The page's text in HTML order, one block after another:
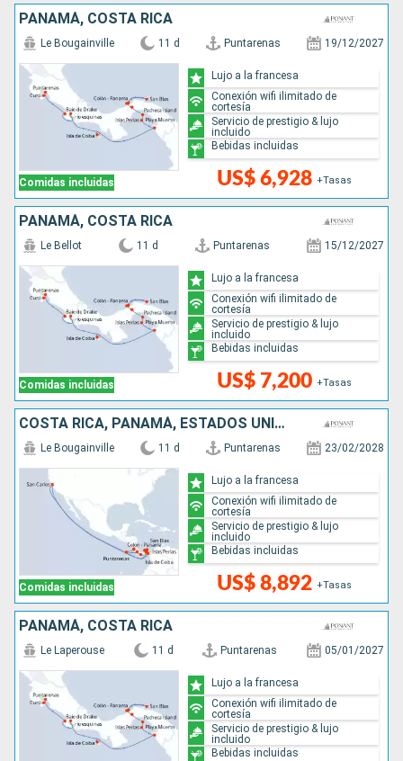
PANAMÁ, COSTA RICA
Comidas incluidas
Le Bougainville 11 d Puntarenas 19/12/2027
US$ 6,928 +Tasas
Lujo a la francesa
Conexión wifi ilimitado de
cortesía
Servicio de prestigio & lujo
incluido
Bebidas incluidas
PANAMÁ, COSTA RICA
Comidas incluidas
Le Bellot 11 d Puntarenas 15/12/2027
US$ 7,200 +Tasas
Lujo a la francesa
Conexión wifi ilimitado de
cortesía
Servicio de prestigio & lujo
incluido
Bebidas incluidas
COSTA RICA, PANAMÁ, ESTADOS UNIDOS
Comidas incluidas
Le Bougainville 11 d Puntarenas 23/02/2028
US$ 8,892 +Tasas
Lujo a la francesa
Conexión wifi ilimitado de
cortesía
Servicio de prestigio & lujo
incluido
Bebidas incluidas
PANAMÁ, COSTA RICA
Le Laperouse 11 d Puntarenas 05/01/2027
Lujo a la francesa
Conexión wifi ilimitado de
cortesía
Servicio de prestigio & lujo
incluido
Bebidas incluidas